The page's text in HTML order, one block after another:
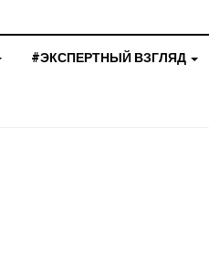
#ЭКСПЕРТНЫЙ ВЗГЛЯД